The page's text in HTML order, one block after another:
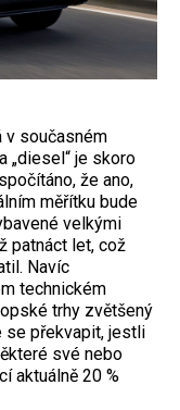
v současném
„diesel“ je skoro
že ano,
měřítku bude
velkými
patnáct let, což
Navíc
technickém
trhy zvětšený
se překvapit, jestli
své nebo
aktuálně 20 %